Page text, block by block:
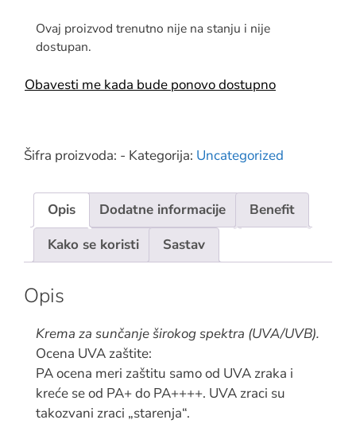
Ovaj proizvod trenutno nije na stanju i nije
dostupan.
Obavesti me kada bude ponovo dostupno
Šifra proizvoda: - Kategorija: Uncategorized
Opis Dodatne informacije
Benefit
Kako se koristi
Sastav
Opis
Krema za sunčanje širokog spektra (UVA/UVB).
Ocena UVA zaštite:
PA ocena meri zaštitu samo od UVA zraka i
kreće se od PA+ do PA++++. UVA zraci su
takozvani zraci „starenja“.